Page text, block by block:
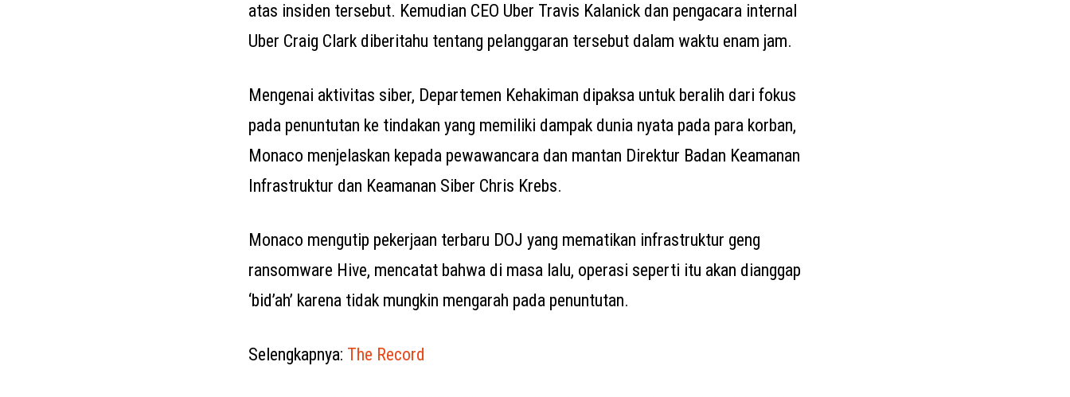
atas insiden tersebut. Kemudian CEO Uber Travis Kalanick dan pengacara internal
Uber Craig Clark diberitahu tentang pelanggaran tersebut dalam waktu enam jam.
Mengenai aktivitas siber, Departemen Kehakiman dipaksa untuk beralih dari fokus
pada penuntutan ke tindakan yang memiliki dampak dunia nyata pada para korban,
Monaco menjelaskan kepada pewawancara dan mantan Direktur Badan Keamanan
Infrastruktur dan Keamanan Siber Chris Krebs.
Monaco mengutip pekerjaan terbaru DOJ yang mematikan infrastruktur geng
ransomware Hive, mencatat bahwa di masa lalu, operasi seperti itu akan dianggap
‘bid’ah’ karena tidak mungkin mengarah pada penuntutan.
Selengkapnya: The Record